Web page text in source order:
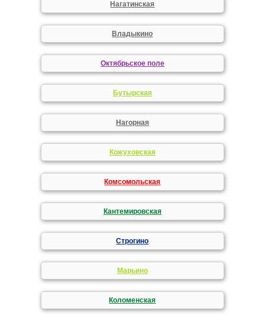
Нагатинская
Владыкино
Октябрьское поле
Бутырская
Нагорная
Кожуховская
Комсомольская
Кантемировская
Строгино
Марьино
Коломенская